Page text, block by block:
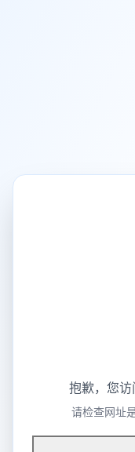
抱歉，您
请检查网址